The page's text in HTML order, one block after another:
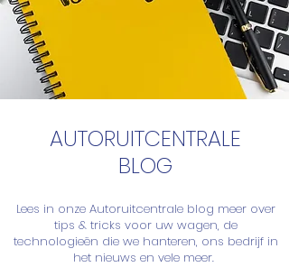
AUTORUITCENTRALE
BLOG
Lees in onze Autoruitcentrale blog meer over
tips & tricks voor uw wagen, de
technologieën die we hanteren, ons bedrijf in
het nieuws en vele meer.